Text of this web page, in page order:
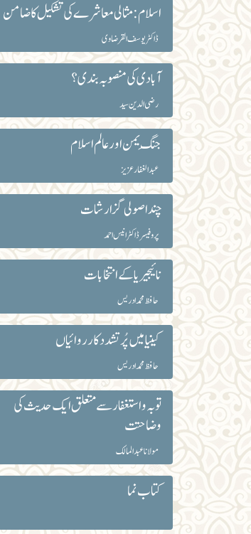
اسلام: مثالی معاشرے کی تشکیل کا ضامن
ڈاکٹر یوسف القرضاوی
آبادی کی منصوبہ بندی؟
رضی الدین سید
جنگِ یمن اور عالم اسلام
عبد الغفار عزیز
چند اصولی گزارشات
پروفیسر ڈاکٹر انیس احمد
نائیجیریاکے انتخابات
حافظ محمد ادریس
کینیا میں پُرتشدد کارروائیاں
حافظ محمد ادریس
توبہ و استغفار سے متعلق ایک حدیث کی
وضاحتت
مولانا عبد المالک
کتاب نما